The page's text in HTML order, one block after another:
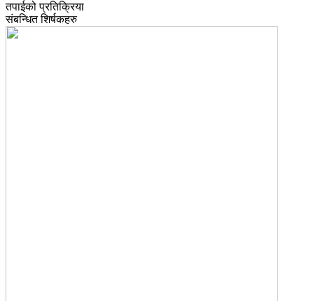
तपाईको प्रतिक्रिया
संबन्धित शिर्षकहरु